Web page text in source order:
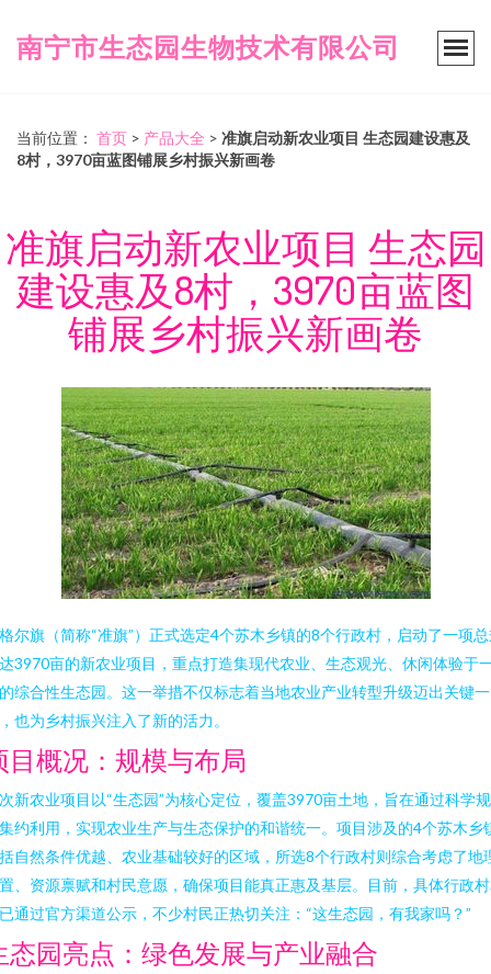
南宁市生态园生物技术有限公司
当前位置： 首页 > 产品大全 > 准旗启动新农业项目 生态园建设惠及
8村，3970亩蓝图铺展乡村振兴新画卷
准旗启动新农业项目 生态园
建设惠及8村，3970亩蓝图
铺展乡村振兴新画卷
尔旗（简称“准旗”）正式选定4个苏木乡镇的8个行政村，启动了一项
3970亩的新农业项目，重点打造集现代农业、生态观光、休闲体验于
综合性生态园。这一举措不仅标志着当地农业产业转型升级迈出关键一
也为乡村振兴注入了新的活力。
目概况：规模与布局
新农业项目以“生态园”为核心定位，覆盖3970亩土地，旨在通过科学
约利用，实现农业生产与生态保护的和谐统一。项目涉及的4个苏木乡
自然条件优越、农业基础较好的区域，所选8个行政村则综合考虑了地
、资源禀赋和村民意愿，确保项目能真正惠及基层。目前，具体行政
通过官方渠道公示，不少村民正热切关注：“这生态园，有我家吗？”
态园亮点：绿色发展与产业融合